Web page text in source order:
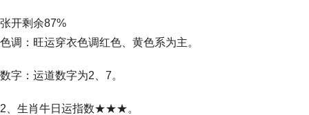
张开剩余87%
色调：旺运穿衣色调红色、黄色系为主。
数字：运道数字为2、7。
2、生肖牛日运指数★★★。